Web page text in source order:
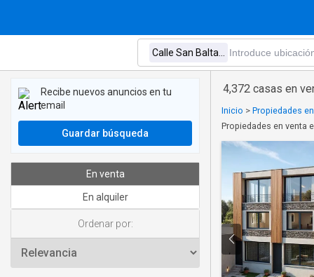
4,372 casas en
Inicio > Propiedades
Propiedades en venta
Recibe nuevos anuncios en tu
email
Guardar búsqueda
En venta
En alquiler
Ordenar por: